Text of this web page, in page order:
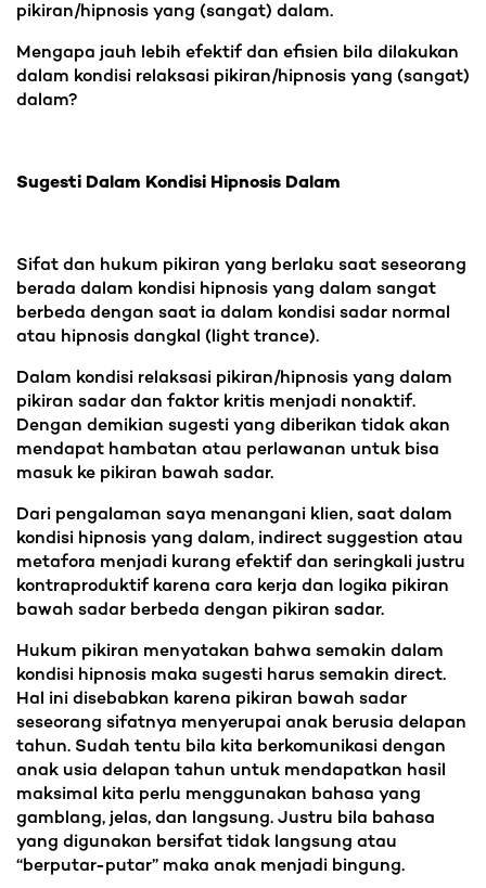
pikiran/hipnosis yang (sangat) dalam.
Mengapa jauh lebih efektif dan efisien bila dilakukan
dalam kondisi relaksasi pikiran/hipnosis yang (sangat)
dalam?
Sugesti Dalam Kondisi Hipnosis Dalam
Sifat dan hukum pikiran yang berlaku saat seseorang
berada dalam kondisi hipnosis yang dalam sangat
berbeda dengan saat ia dalam kondisi sadar normal
atau hipnosis dangkal (light trance).
Dalam kondisi relaksasi pikiran/hipnosis yang dalam
pikiran sadar dan faktor kritis menjadi nonaktif.
Dengan demikian sugesti yang diberikan tidak akan
mendapat hambatan atau perlawanan untuk bisa
masuk ke pikiran bawah sadar.
Dari pengalaman saya menangani klien, saat dalam
kondisi hipnosis yang dalam, indirect suggestion atau
metafora menjadi kurang efektif dan seringkali justru
kontraproduktif karena cara kerja dan logika pikiran
bawah sadar berbeda dengan pikiran sadar.
Hukum pikiran menyatakan bahwa semakin dalam
kondisi hipnosis maka sugesti harus semakin direct.
Hal ini disebabkan karena pikiran bawah sadar
seseorang sifatnya menyerupai anak berusia delapan
tahun. Sudah tentu bila kita berkomunikasi dengan
anak usia delapan tahun untuk mendapatkan hasil
maksimal kita perlu menggunakan bahasa yang
gamblang, jelas, dan langsung. Justru bila bahasa
yang digunakan bersifat tidak langsung atau
“berputar-putar” maka anak menjadi bingung.